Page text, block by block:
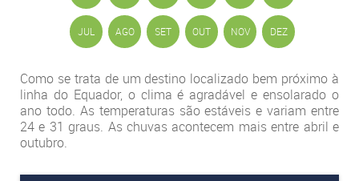
JUL AGO SET OUT NOV DEZ
Como se trata de um destino localizado bem próximo à
linha do Equador, o clima é agradável e ensolarado o
ano todo. As temperaturas são estáveis e variam entre
24 e 31 graus. As chuvas acontecem mais entre abril e
outubro.